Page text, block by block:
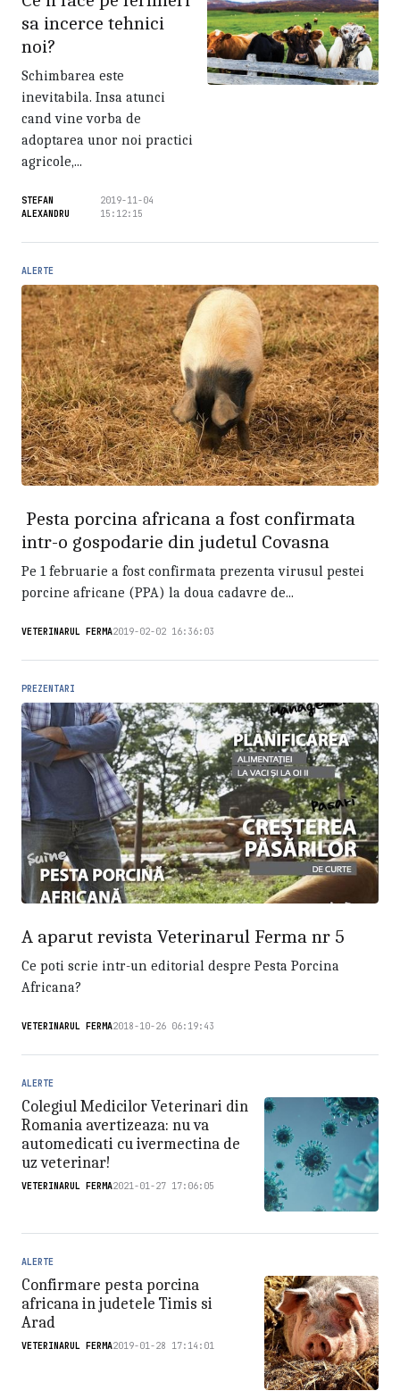
ALERTE
Pesta porcina africana a fost confirmata
intr-o gospodarie din judetul Covasna
Pe 1 februarie a fost confirmata prezenta virusul pestei
porcine africane (PPA) la doua cadavre de...
VETERINARUL FERMA2019-02-02 16:36:03
PREZENTARI
A aparut revista Veterinarul Ferma nr 5
Ce poti scrie intr-un editorial despre Pesta Porcina
Africana?
VETERINARUL FERMA2018-10-26 06:19:43
sa incerce tehnici
noi?
Schimbarea este
inevitabila. Insa atunci
cand vine vorba de
adoptarea unor noi practici
agricole,...
STEFAN
ALEXANDRU
2019-11-04
15:12:15
ALERTE
Colegiul Medicilor Veterinari din
Romania avertizeaza: nu va
automedicati cu ivermectina de
uz veterinar!
VETERINARUL FERMA2021-01-27 17:06:05
ALERTE
Confirmare pesta porcina
africana in judetele Timis si
Arad
VETERINARUL FERMA2019-01-28 17:14:01